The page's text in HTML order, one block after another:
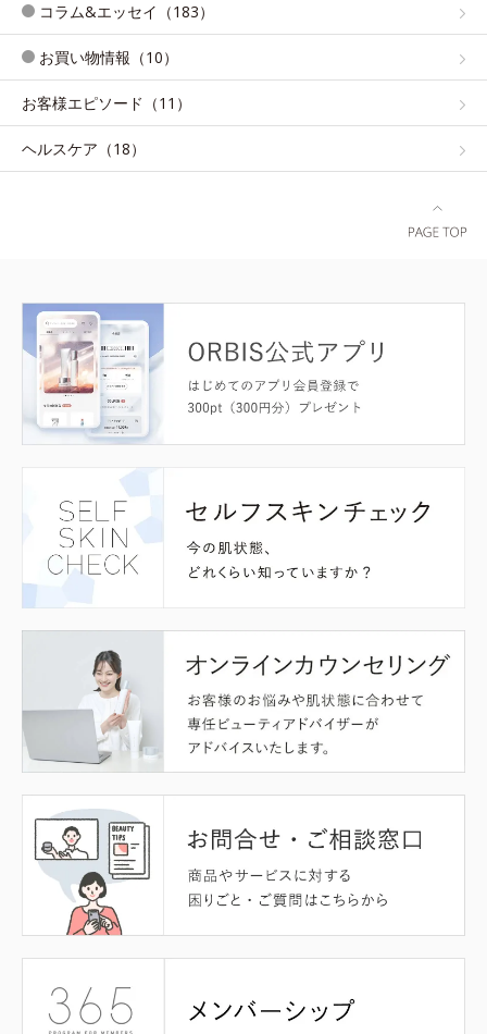
コラム&エッセイ（183）
お買い物情報（10）
お客様エピソード（11）
ヘルスケア（18）